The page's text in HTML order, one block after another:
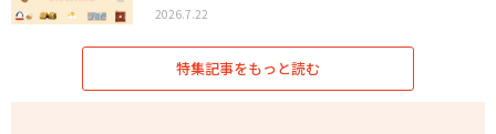
2026.7.22
特集記事をもっと読む